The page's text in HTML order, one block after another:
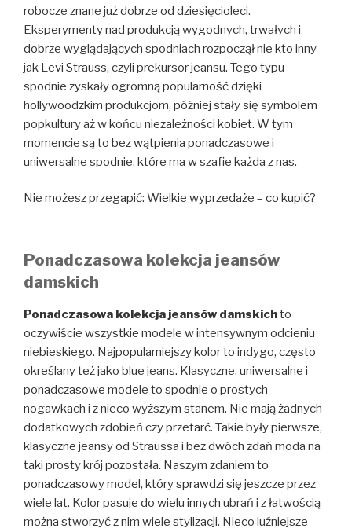
robocze znane już dobrze od dziesięcioleci.
Eksperymenty nad produkcją wygodnych, trwałych i
dobrze wyglądających spodniach rozpoczął nie kto inny
jak Levi Strauss, czyli prekursor jeansu. Tego typu
spodnie zyskały ogromną popularność dzięki
hollywoodzkim produkcjom, później stały się symbolem
popkultury aż w końcu niezależności kobiet. W tym
momencie są to bez wątpienia ponadczasowe i
uniwersalne spodnie, które ma w szafie każda z nas.
Nie możesz przegapić: Wielkie wyprzedaże – co kupić?
Ponadczasowa kolekcja jeansów
damskich
Ponadczasowa kolekcja jeansów damskichto
oczywiście wszystkie modele w intensywnym odcieniu
niebieskiego. Najpopularniejszy kolor to indygo, często
określany też jako blue jeans. Klasyczne, uniwersalne i
ponadczasowe modele to spodnie o prostych
nogawkach i z nieco wyższym stanem. Nie mają żadnych
dodatkowych zdobień czy przetarć. Takie były pierwsze,
klasyczne jeansy od Straussa i bez dwóch zdań moda na
taki prosty krój pozostała. Naszym zdaniem to
ponadczasowy model, który sprawdzi się jeszcze przez
wiele lat. Kolor pasuje do wielu innych ubrań i z łatwością
można stworzyć z nim wiele stylizacji. Nieco luźniejsze